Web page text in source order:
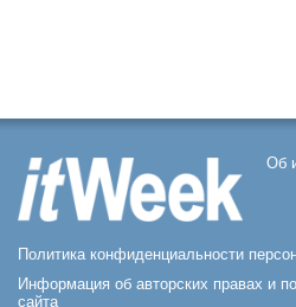
Об
Политика конфиденциальности
Информация об авторских правах и
сайта